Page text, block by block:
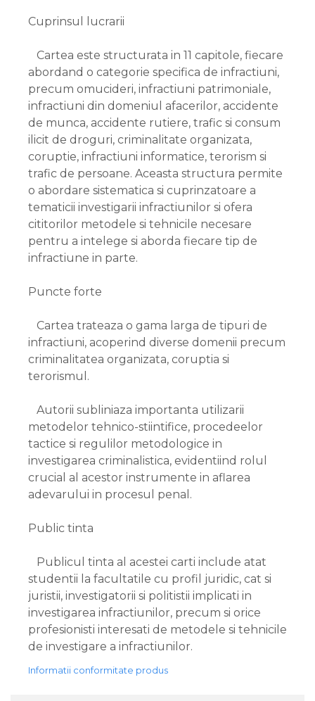
Cuprinsul lucrarii
Cartea este structurata in 11 capitole, fiecare
abordand o categorie specifica de infractiuni,
precum omucideri, infractiuni patrimoniale,
infractiuni din domeniul afacerilor, accidente
de munca, accidente rutiere, trafic si consum
ilicit de droguri, criminalitate organizata,
coruptie, infractiuni informatice, terorism si
trafic de persoane. Aceasta structura permite
o abordare sistematica si cuprinzatoare a
tematicii investigarii infractiunilor si ofera
cititorilor metodele si tehnicile necesare
pentru a intelege si aborda fiecare tip de
infractiune in parte.
Puncte forte
Cartea trateaza o gama larga de tipuri de
infractiuni, acoperind diverse domenii precum
criminalitatea organizata, coruptia si
terorismul.
Autorii subliniaza importanta utilizarii
metodelor tehnico-stiintifice, procedeelor
tactice si regulilor metodologice in
investigarea criminalistica, evidentiind rolul
crucial al acestor instrumente in aflarea
adevarului in procesul penal.
Public tinta
Publicul tinta al acestei carti include atat
studentii la facultatile cu profil juridic, cat si
juristii, investigatorii si politistii implicati in
investigarea infractiunilor, precum si orice
profesionisti interesati de metodele si tehnicile
de investigare a infractiunilor.
Informatii conformitate produs